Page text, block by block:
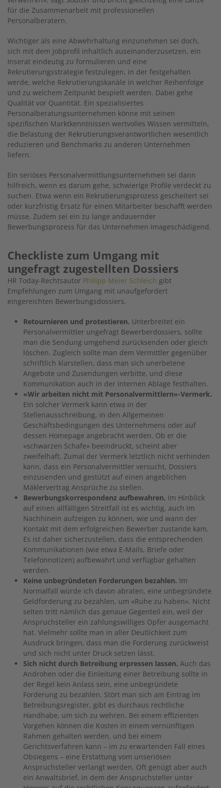
für die Zusammenarbeit mit professionellen
Personalberatern.
Wichtiger als eine Abwehrhaltung einzunehmen sei doch,
sich mit dem Jobprofil inhaltlich auseinanderzusetzen, ein
Inserat eindeutig zu formulieren und eine
Rekrutierungsstrategie festzulegen, in der festgehalten
werde, welche Rekrutierungskanäle in welcher Reihenfolge
und zu welchem Zeitpunkt bespielt werden. Dabei gehe
Qualität vor Quantität. Ein spezialisiertes
Personalberatungsunternehmen könne mit seinen
spezifischen Marktkenntnissen wertvolles Wissen vermitteln,
die Belastung der Rekrutierungsverantwortlichen wesentlich
reduzieren und Benchmarks zu anderen Unternehmen
liefern.
Ein seriöses Personalvermittlungsunternehmen sei dann
hilfreich, wenn es darum gehe, schwierige Profile verdeckt zu
suchen. Etwa wenn ein Rekrutierungsprozess gescheitert sei
oder kurzfristig Ersatz für einen Mitarbeiter beschafft werden
müsse. Zudem sei ein zu lange andauernder
Bewerbungsprozess für das Unternehmen imageschädigend.
Checkliste zum Umgang mit
ungefragt zugestellten Dossiers
HR Today-Rechtsautor Philipp Meier Schleich gibt
Empfehlungen zum Umgang mit unaufgefordert
eingereichten Bewerbungsdossiers.
Retournieren und protestieren. Unterbreitet ein
Personalvermittler ungefragt Bewerberdossiers, sollte
man die Sendung umgehend zurücksenden oder gleich
löschen. Zugleich sollte man dem Vermittler gegenüber
schriftlich klarstellen, dass man sich unerbetene
Angebote und Zusendungen verbitte, und diese
Kommunikation auch in der internen Ablage festhalten.
«Wir arbeiten nicht mit Personalvermittlern»-Vermerk.
Ein solcher Vermerk kann etwa in der
Stellenausschreibung, in den Allgemeinen
Geschäftsbedingungen des Unternehmens oder auf
dessen Homepage angebracht werden. Ob er die
«schwarzen Schafe» beeindruckt, scheint aber
zweifelhaft. Zumal der Vermerk letztlich nicht verhinden
kann, dass ein Personalvermittler versucht, Dossiers
einzusenden und gestützt auf einen angeblichen
Mäklervertrag Ansprüche zu stellen.
Bewerbungskorrespondenz aufbewahren. Im Hinblick
auf einen allfälligen Streitfall ist es wichtig, auch im
Nachhinein aufzeigen zu können, wie und wann der
Kontakt mit dem erfolgreichen Bewerber zustande kam.
Es ist daher sicherzustellen, dass die entsprechenden
Kommunikationen (wie etwa E-Mails, Briefe oder
Telefonnotizen) aufbewahrt und verfügbar gehalten
werden.
Keine unbegründeten Forderungen bezahlen. Im
Normalfall würde ich davon abraten, eine unbegründete
Geldforderung zu bezahlen, um «Ruhe zu haben». Nicht
selten tritt nämlich das genaue Gegenteil ein, weil der
Anspruchsteller ein zahlungswilliges Opfer ausgemacht
hat. Vielmehr sollte man in aller Deutlichkeit zum
Ausdruck bringen, dass man die Forderung zurückweist
und sich nicht unter Druck setzen lässt.
Sich nicht durch Betreibung erpressen lassen. Auch das
Androhen oder die Einleitung einer Betreibung sollte in
der Regel kein Anlass sein, eine unbegründete
Forderung zu bezahlen. Stört man sich am Eintrag im
Betreibungsregister, gibt es durchaus rechtliche
Handhabe, um sich zu wehren. Bei einem effizienten
Vorgehen können die Kosten in einem vernünftigen
Rahmen gehalten werden, und bei einem
Gerichtsverfahren kann – im zu erwartenden Fall eines
Obsiegens – eine Erstattung vom unseriösen
Anspruchsteller verlangt werden. Oft genügt aber auch
ein Anwaltsbrief, in dem der Anspruchsteller unter